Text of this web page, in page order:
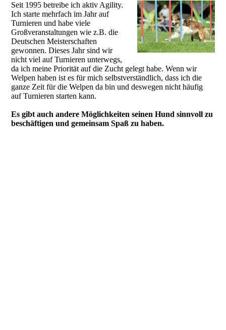
Seit 1995 betreibe ich aktiv Agility.
Ich starte mehrfach im Jahr auf
Turnieren und habe viele
Großveranstaltungen wie z.B. die
Deutschen Meisterschaften
gewonnen. Dieses Jahr sind wir
nicht viel auf Turnieren unterwegs,
da ich meine Priorität auf die Zucht gelegt habe. Wenn wir
Welpen haben ist es für mich selbstverständlich, dass ich die
ganze Zeit für die Welpen da bin und deswegen nicht häufig
auf Turnieren starten kann.
Es gibt auch andere Möglichkeiten seinen Hund sinnvoll zu
beschäftigen und gemeinsam Spaß zu haben.